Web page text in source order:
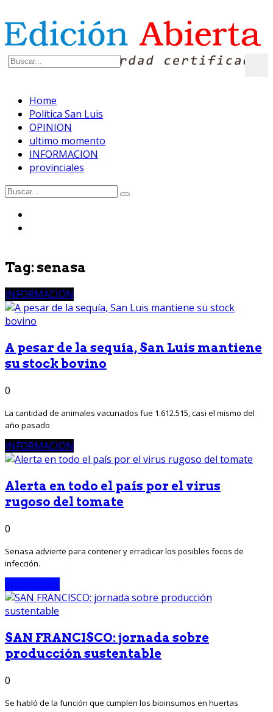
Home
Política San Luis
OPINION
ultimo momento
INFORMACION
provinciales
Tag:senasa
INFORMACION
A pesar de la sequía, San Luis mantiene
su stock bovino
0
La cantidad de animales vacunados fue 1.612.515, casi el mismo del
año pasado
INFORMACION
Alerta en todo el país por el virus
rugoso del tomate
0
Senasa advierte para contener y erradicar los posibles focos de
infección.
SAN FRANCISCO: jornada sobre
producción sustentable
0
Se habló de la función que cumplen los bioinsumos en huertas